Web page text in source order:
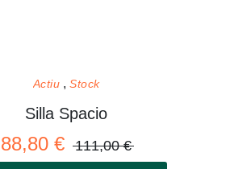
Actiu Stock
Silla Spacio
88,80 € 111,00 €